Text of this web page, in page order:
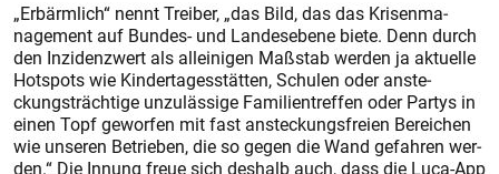
„Er­bärm­lich“ nennt Trei­ber, „das Bild, das das Kri­sen­ma­
nage­ment auf Bun­des- und Lan­des­ebe­ne bie­te. Denn durch
den In­zi­denz­wert als al­lei­ni­gen Maß­stab wer­den ja ak­tu­el­le
Hot­spots wie Kin­der­ta­ges­stät­ten, Schu­len oder an­ste­
ckungs­träch­ti­ge un­zu­läs­si­ge Fa­mi­li­en­tref­fen oder Par­tys in
ei­nen Topf ge­wor­fen mit fast an­ste­ckungs­frei­en Be­rei­chen
wie un­se­ren Be­trie­ben, die so ge­gen die Wand ge­fah­ren wer­
den.“ Die In­nung freue sich des­halb auch, dass die Lu­ca-App